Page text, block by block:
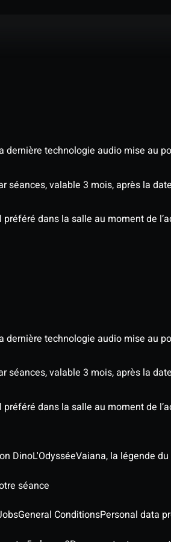
technologie audio mise au
séances, valable 3 mois, après la
dans la salle au moment de
technologie audio mise au
séances, valable 3 mois, après la
dans la salle au moment de
DinoL'OdysséeVaiana, la légende
séance
General ConditionsPersonal data